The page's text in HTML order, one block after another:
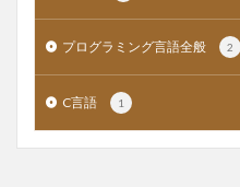
プログラミング言語全般 2
C言語 1